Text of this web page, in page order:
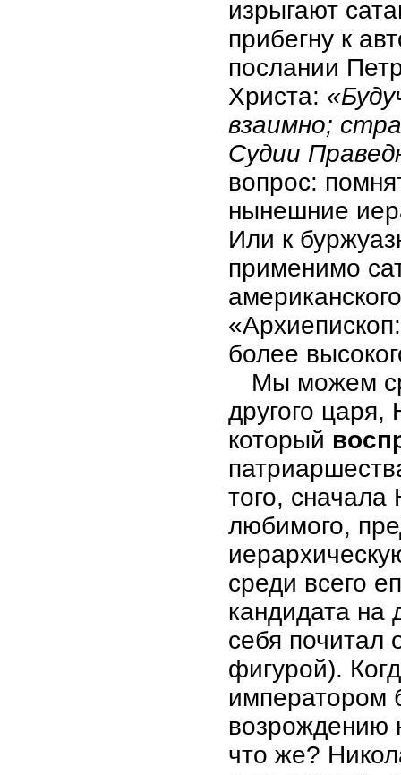
изрыгают
прибегну к
послании
Христа:
взаимно;
Судии
вопрос:
нынешние
Или к
применимо
более
Мы можем
другого царя,
который
того, сначала
любимого,
среди всего
кандидата на
себя почитал
фигурой).
императором
возрождению
что же?